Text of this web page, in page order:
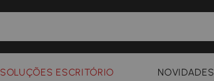
SOLUÇÕES ESCRITÓRIO NOVIDADES